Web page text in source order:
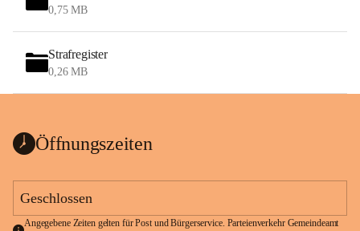
0,75 MB
Strafregister
0,26 MB
Öffnungszeiten
Geschlossen
Angegebene Zeiten gelten für Post und Bürgerservice. Parteienverkehr Gemeindeamt